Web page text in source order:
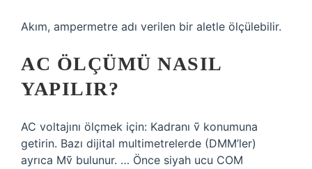
Akım, ampermetre adı verilen bir aletle ölçülebilir.
AC ÖLÇÜMÜ NASIL
YAPILIR?
AC voltajını ölçmek için: Kadranı ṽ konumuna
getirin. Bazı dijital multimetrelerde (DMM’ler)
ayrıca Mṽ bulunur. … Önce siyah ucu COM